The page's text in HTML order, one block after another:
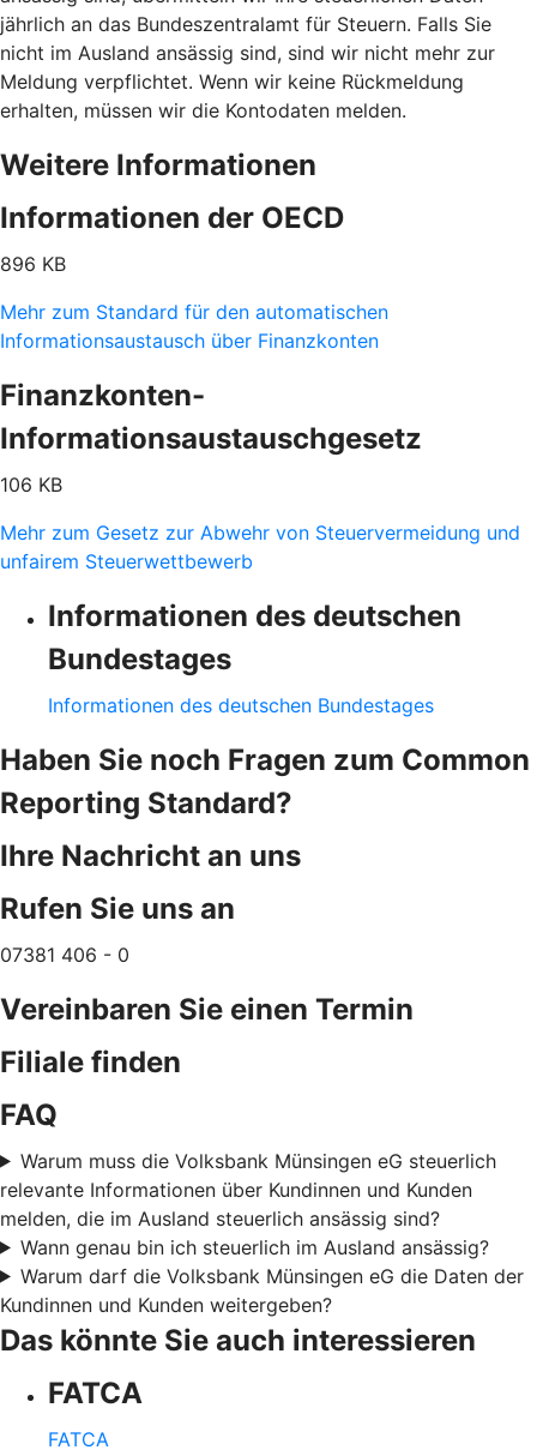
jährlich an das Bundeszentralamt für Steuern. Falls Sie
nicht im Ausland ansässig sind, sind wir nicht mehr zur
Meldung verpflichtet. Wenn wir keine Rückmeldung
erhalten, müssen wir die Kontodaten melden.
Weitere Informationen
Informationen der OECD
896 KB
Mehr zum Standard für den automatischen
Informationsaustausch über Finanzkonten
Finanzkonten-
Informationsaustauschgesetz
106 KB
Mehr zum Gesetz zur Abwehr von Steuervermeidung und
unfairem Steuerwettbewerb
Informationen des deutschen
Bundestages
Informationen des deutschen Bundestages
Haben Sie noch Fragen zum Common
Reporting Standard?
Ihre Nachricht an uns
Rufen Sie uns an
07381 406 - 0
Vereinbaren Sie einen Termin
Filiale finden
FAQ
Warum muss die Volksbank Münsingen eG steuerlich
relevante Informationen über Kundinnen und Kunden
melden, die im Ausland steuerlich ansässig sind?
Wann genau bin ich steuerlich im Ausland ansässig?
Warum darf die Volksbank Münsingen eG die Daten der
Kundinnen und Kunden weitergeben?
Das könnte Sie auch interessieren
FATCA
FATCA